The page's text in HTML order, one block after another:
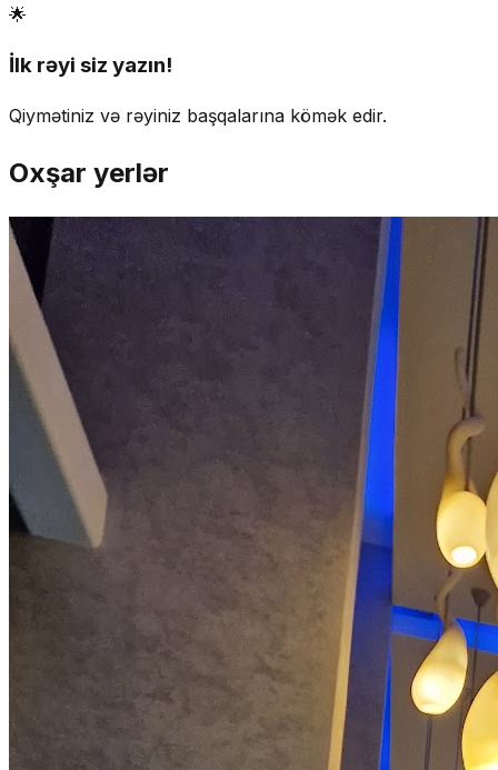
🌟
İlk rəyi siz yazın!
Qiymətiniz və rəyiniz başqalarına kömək edir.
Oxşar yerlər